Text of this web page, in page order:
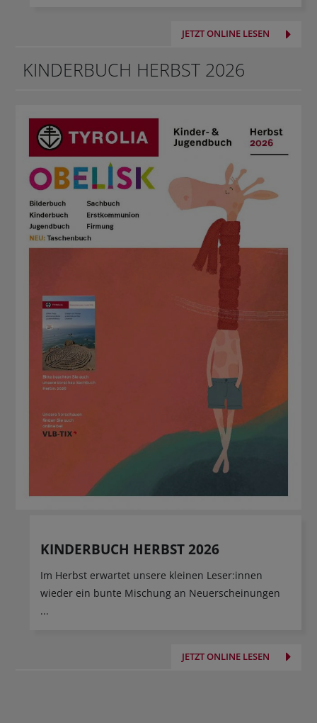
JETZT ONLINE LESEN
KINDERBUCH HERBST 2026
KINDERBUCH HERBST 2026
Im Herbst erwartet unsere kleinen Leser:innen
wieder ein bunte Mischung an Neuerscheinungen
...
JETZT ONLINE LESEN